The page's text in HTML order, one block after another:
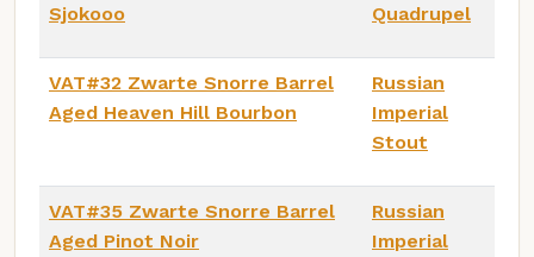
Sjokooo Quadrupel
VAT#32 Zwarte Snorre Barrel
Aged Heaven Hill Bourbon
Russian
Imperial
Stout
VAT#35 Zwarte Snorre Barrel
Aged Pinot Noir
Russian
Imperial